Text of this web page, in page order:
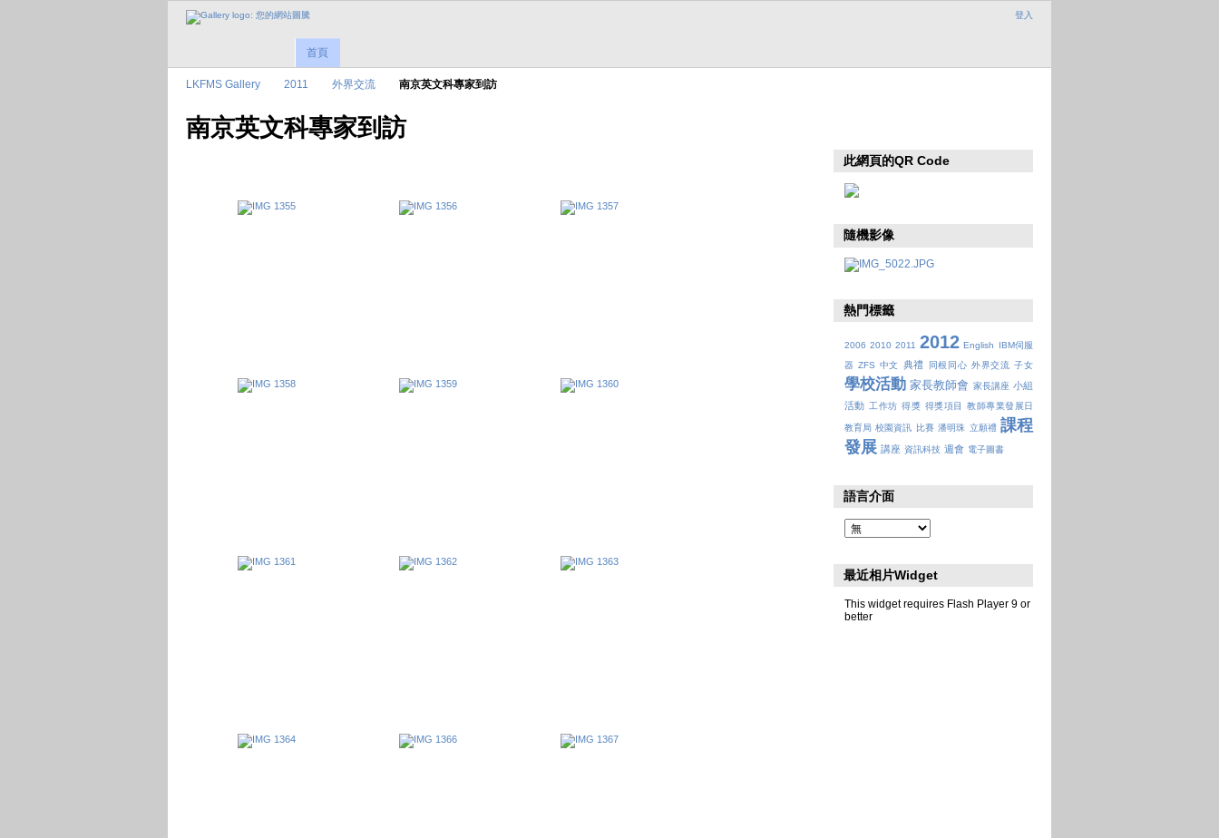
登入
首頁
LKFMS Gallery 2011 外界交流 南京英文科專家到訪
南京英文科專家到訪
此網頁的QR Code
隨機影像
熱門標籤
2006 2010 2011 2012 English
IBM伺服
器 ZFS 中文 典禮 同根同心 外界交流 子女
學校活動 家長教師會 家長講座 小組
活動 工作坊 得獎 得獎項目 教師專業發展日
教育局 校園資訊 比賽 潘明珠 立願禮 課程
發展 講座 資訊科技 週會 電子圖書
語言介面
最近相片Widget
This widget requires Flash Player 9 or
better